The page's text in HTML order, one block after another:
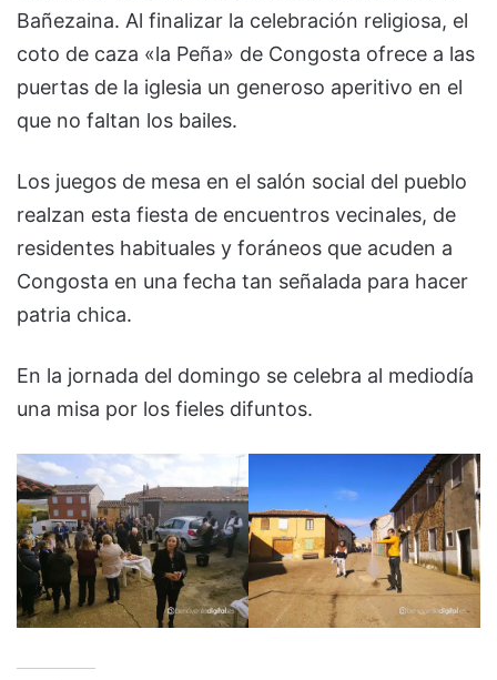
Bañezaina. Al finalizar la celebración religiosa, el
coto de caza «la Peña» de Congosta ofrece a las
puertas de la iglesia un generoso aperitivo en el
que no faltan los bailes.
Los juegos de mesa en el salón social del pueblo
realzan esta fiesta de encuentros vecinales, de
residentes habituales y foráneos que acuden a
Congosta en una fecha tan señalada para hacer
patria chica.
En la jornada del domingo se celebra al mediodía
una misa por los fieles difuntos.